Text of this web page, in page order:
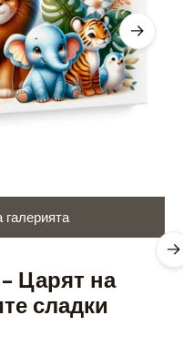
Царят на
сладки
галерията